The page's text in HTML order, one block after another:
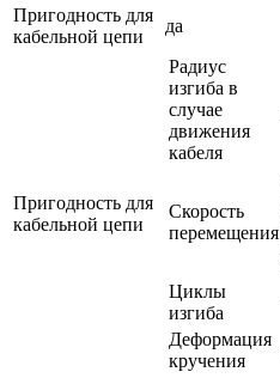
Пригодность для
кабельной цепи
да
Пригодность для
кабельной цепи
Радиус
изгиба в
случае
движения
кабеля
Скорость
перемещения
Циклы
изгиба
Деформация
кручения